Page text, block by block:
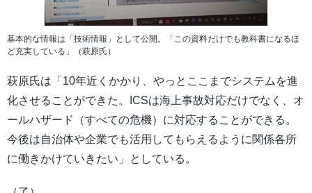
基本的な情報は「技術情報」として公開。「この資料だけでも教科書になるほ
ど充実している」（萩原氏）
萩原氏は「10年近くかかり、やっとここまでシステムを進
化させることができた。ICSは海上事故対応だけでなく、オ
ールハザード（すべての危機）に対応することができる。
今後は自治体や企業でも活用してもらえるように関係各所
に働きかけていきたい」としている。